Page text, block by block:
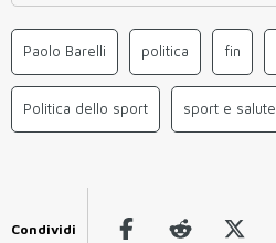
Paolo Barelli politica fin
Politica dello sport sport e salute
Condividi